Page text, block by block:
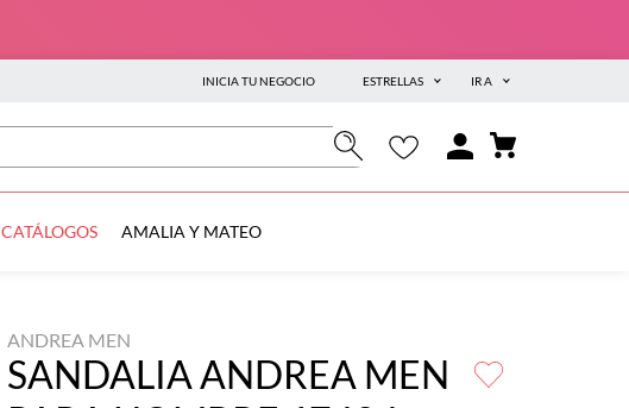
INICIA TU NEGOCIO ESTRELLAS IR A
CATÁLOGOS AMALIA Y MATEO
ANDREA MEN
SANDALIA ANDREA MEN